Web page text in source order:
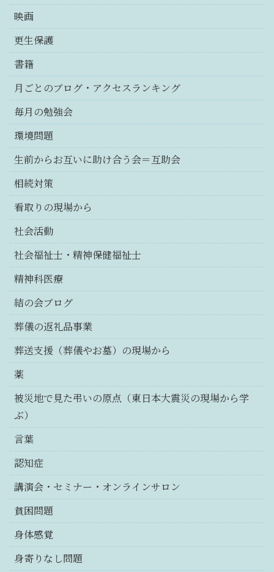
映画
更生保護
書籍
月ごとのブログ・アクセスランキング
毎月の勉強会
環境問題
生前からお互いに助け合う会＝互助会
相続対策
看取りの現場から
社会活動
社会福祉士・精神保健福祉士
精神科医療
結の会ブログ
葬儀の返礼品事業
葬送支援（葬儀やお墓）の現場から
薬
被災地で見た弔いの原点（東日本大震災の現場から学
ぶ）
言葉
認知症
講演会・セミナー・オンラインサロン
貧困問題
身体感覚
身寄りなし問題